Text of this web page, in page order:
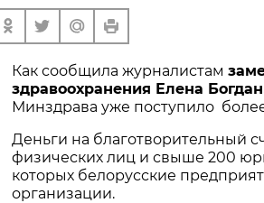
Как сообщила журналистам
здравоохранения Елена Богдан
Минздрава уже поступило
Деньги на благотворительный
физических лиц и свыше 200
которых белорусские
организации.